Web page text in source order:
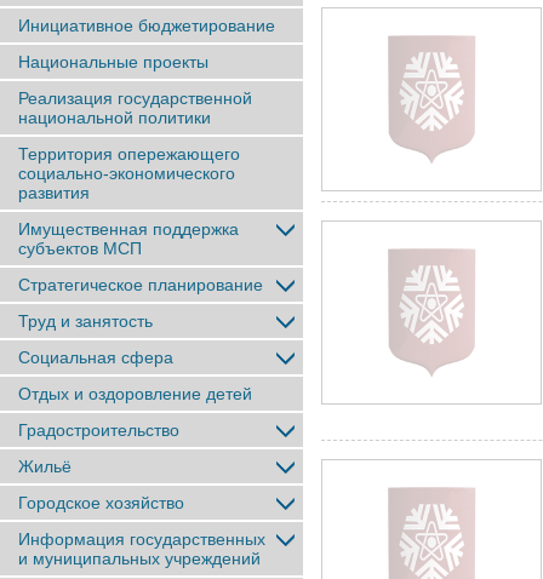
Инициативное бюджетирование
Национальные проекты
Реализация государственной
национальной политики
Территория опережающего
социально-экономического
развития
Имущественная поддержка
субъектов МСП
Стратегическое планирование
Труд и занятость
Социальная сфера
Отдых и оздоровление детей
Градостроительство
Жильё
Городское хозяйство
Информация государственных
и муниципальных учреждений